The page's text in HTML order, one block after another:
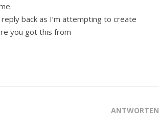
back as I’m attempting to create
you got this from
ANTWORTEN